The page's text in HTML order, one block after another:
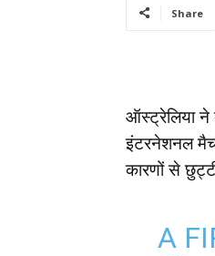
Share
ऑस्ट्रेलिया ने
इंटरनेशनल मैच
कारणों से
A